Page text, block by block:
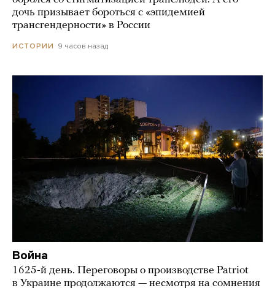
дочь призывает бороться с «эпидемией
трансгендерности» в России
ИСТОРИИ 9 часов назад
Война
1625-й день. Переговоры о производстве Patriot
в Украине продолжаются — несмотря на сомнения